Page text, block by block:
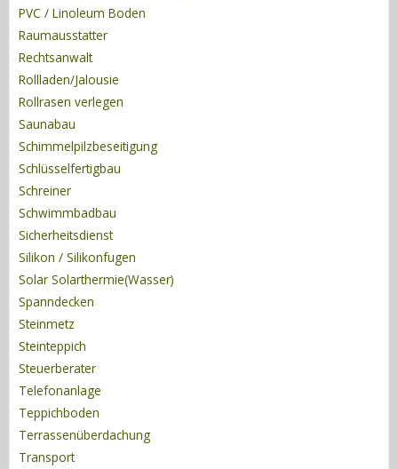
PVC / Linoleum Boden
Raumausstatter
Rechtsanwalt
Rollladen/Jalousie
Rollrasen verlegen
Saunabau
Schimmelpilzbeseitigung
Schlüsselfertigbau
Schreiner
Schwimmbadbau
Sicherheitsdienst
Silikon / Silikonfugen
Solar Solarthermie(Wasser)
Spanndecken
Steinmetz
Steinteppich
Steuerberater
Telefonanlage
Teppichboden
Terrassenüberdachung
Transport